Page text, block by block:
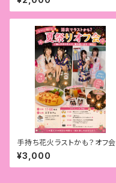
手持ち花火ラストかも？オフ会
¥3,000